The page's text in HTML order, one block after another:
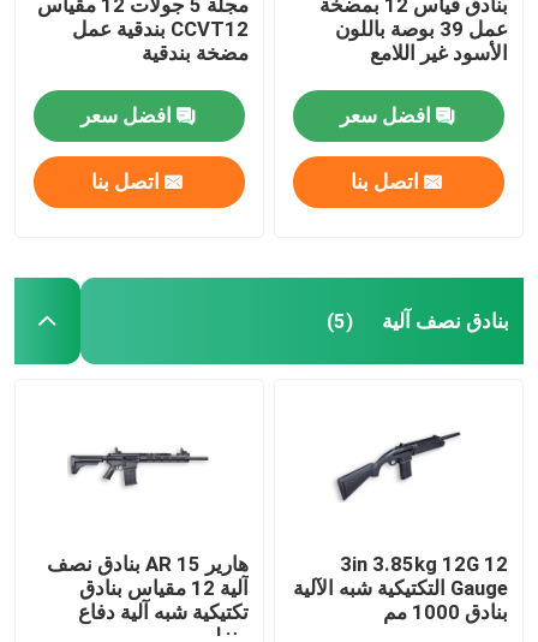
عمل 39 بوصة باللون
الأسود غير اللامع
افضل سعر
اتصل بنا
CCVT12 بندقية عمل
مضخة بندقية
افضل سعر
اتصل بنا
بنادق نصف آلية (5)
3in 3.85kg 12G 12
Gauge التكتيكية شبه الآلية
بنادق 1000 مم
هارير AR 15 بنادق نصف
آلية 12 مقياس بنادق
تكتيكية شبه آلية دفاع
منزلي